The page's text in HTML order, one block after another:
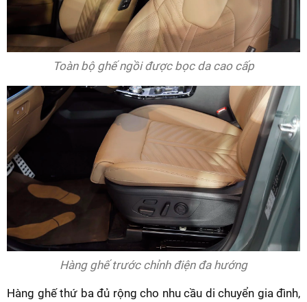
Toàn bộ ghế ngồi được bọc da cao cấp
Hàng ghế trước chỉnh điện đa hướng
Hàng ghế thứ ba đủ rộng cho nhu cầu di chuyển gia đình,